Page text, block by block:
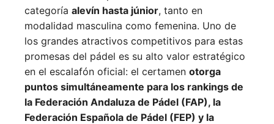
categoría alevín hasta júnior, tanto en
modalidad masculina como femenina. Uno de
los grandes atractivos competitivos para estas
promesas del pádel es su alto valor estratégico
en el escalafón oficial: el certamen otorga
puntos simultáneamente para los rankings de
la Federación Andaluza de Pádel (FAP), la
Federación Española de Pádel (FEP) y la